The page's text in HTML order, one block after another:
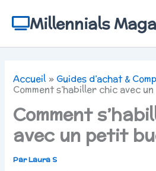
contenuMillennials
Accueil
Guides d’achat &
Comment s’habiller chic avec
Comment
avec un petit
ParLaura S